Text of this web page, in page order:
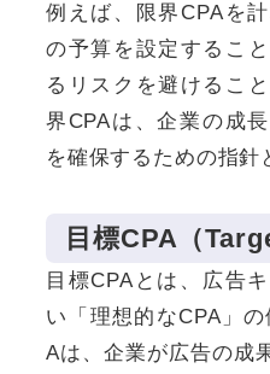
例えば、限界CPAを
の予算を設定するこ
るリスクを避けるこ
界CPAは、企業の成
を確保するための指針
目標CPA（
目標CPAとは、広告
い「理想的なCPA」
Aは、企業が広告の成